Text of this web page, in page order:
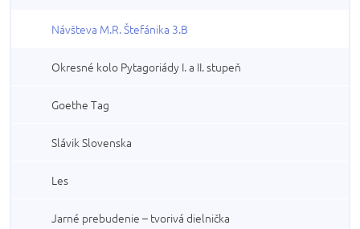
Návšteva M.R. Štefánika 3.B
Okresné kolo Pytagoriády I. a II. stupeň
Goethe Tag
Slávik Slovenska
Les
Jarné prebudenie – tvorivá dielnička